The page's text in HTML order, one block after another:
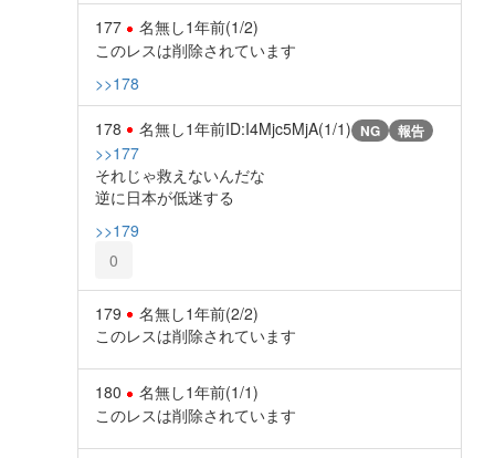
177 名無し1年前(1/2)
このレスは削除されています
>>178
178 名無し1年前ID:I4Mjc5MjA(1/1) NG 報告
>>177
それじゃ救えないんだな
逆に日本が低迷する
>>179
0
179 名無し1年前(2/2)
このレスは削除されています
180 名無し1年前(1/1)
このレスは削除されています